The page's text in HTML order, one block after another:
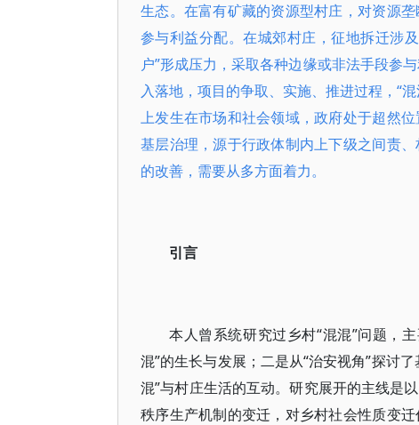
生态。在富有矿藏的资源型村庄，对资源
参与利益分配。在城郊村庄，征地拆迁涉
户”形成压力，采取各种边缘或非法手段参
入落地，项目的争取、实施、推进过程，“
上发生在市场和社会领域，政府处于超然
基层治理，源于行政体制内上下级之间责
的改善，需要从多方面着力。
引言
本人曾系统研究过乡村“混混”问题，
混”的生长与发展；二是从“治安视角”探讨
混”与村庄生活的互动。研究展开的主线是
秩序生产机制的变迁，对乡村社会性质变